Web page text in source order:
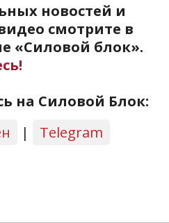
новостей и
смотрите в
«Силовой блок».
на Силовой Блок:
| Telegram